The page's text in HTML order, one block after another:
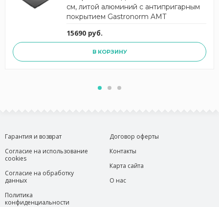
см, литой алюминий с антипригарным
покрытием Gastronorm AMT
15690 руб.
В КОРЗИНУ
Гарантия и возврат
Согласие на использование
cookies
Согласие на обработку
данных
Политика
конфиденциальности
Договор оферты
Контакты
Карта сайта
О нас